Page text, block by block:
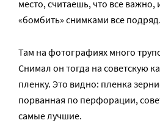
место, считаешь, что все
«бомбить» снимками все подряд.
Там на фотографиях много
Снимал он тогда на советскую
пленку. Это видно: пленка
порванная по перфорации,
самые лучшие.